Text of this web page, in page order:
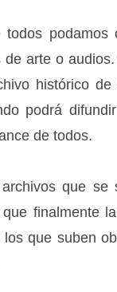
arte o
histórico
podrá
de todos.
que
finalmente
que suben